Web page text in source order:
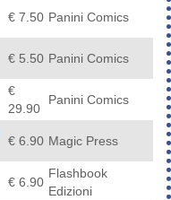
€ 7.50 Panini Comics
€ 5.50 Panini Comics
€
29.90
Panini Comics
€ 6.90 Magic Press
€ 6.90
Flashbook
Edizioni